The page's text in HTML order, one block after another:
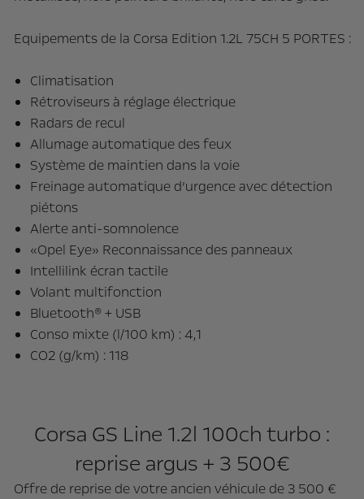
Equipements de la Corsa Edition 1.2L 75CH 5 PORTES :
Climatisation
Rétroviseurs à réglage électrique
Radars de recul
Allumage automatique des feux
Système de maintien dans la voie
Freinage automatique d’urgence avec détection
piétons
Alerte anti-somnolence
«Opel Eye» Reconnaissance des panneaux
Intellilink écran tactile
Volant multifonction
Bluetooth® + USB
Conso mixte (l/100 km) : 4,1
CO2 (g/km) : 118
Corsa GS Line 1.2l 100ch turbo :
reprise argus + 3 500€
Offre de reprise de votre ancien véhicule de 3 500 €